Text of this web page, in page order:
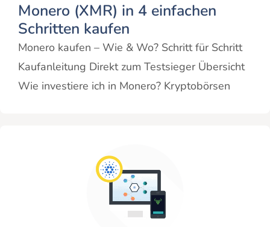
Monero (XMR) in 4 einfachen
Schritten kaufen
Monero kaufen – Wie & Wo? Schritt für Schritt
Kaufanleitung Direkt zum Testsieger Übersicht
Wie investiere ich in Monero? Kryptobörsen